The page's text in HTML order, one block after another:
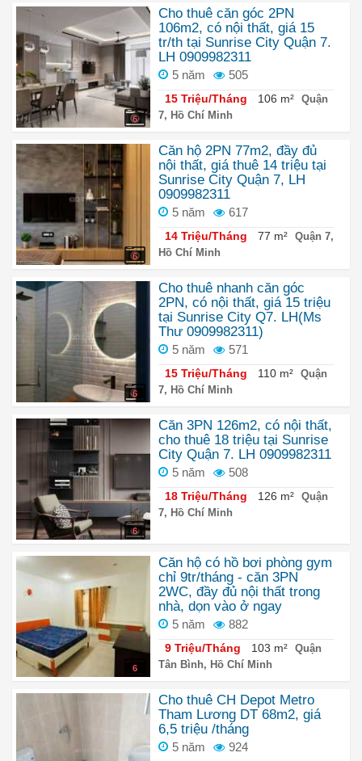
6
Cho thuê căn góc 2PN
106m2, có nội thất, giá 15
tr/th tại Sunrise City Quận 7.
LH 0909982311
5 năm 505
15 Triệu/Tháng 106 m²
Quận
7, Hồ Chí Minh
6
Căn hộ 2PN 77m2, đầy đủ
nội thất, giá thuê 14 triệu tại
Sunrise City Quận 7, LH
0909982311
5 năm 617
14 Triệu/Tháng 77 m²
Quận 7,
Hồ Chí Minh
6
Cho thuê nhanh căn góc
2PN, có nội thất, giá 15 triệu
tại Sunrise City Q7. LH(Ms
Thư 0909982311)
5 năm 571
15 Triệu/Tháng 110 m²
Quận
7, Hồ Chí Minh
6
Căn 3PN 126m2, có nội thất,
cho thuê 18 triệu tại Sunrise
City Quận 7. LH 0909982311
5 năm 508
18 Triệu/Tháng 126 m²
Quận
7, Hồ Chí Minh
6
Căn hộ có hồ bơi phòng gym
chỉ 9tr/tháng - căn 3PN
2WC, đầy đủ nội thất trong
nhà, dọn vào ở ngay
5 năm 882
9 Triệu/Tháng 103 m²
Quận
Tân Bình, Hồ Chí Minh
Cho thuê CH Depot Metro
Tham Lương DT 68m2, giá
6,5 triệu /tháng
5 năm 924